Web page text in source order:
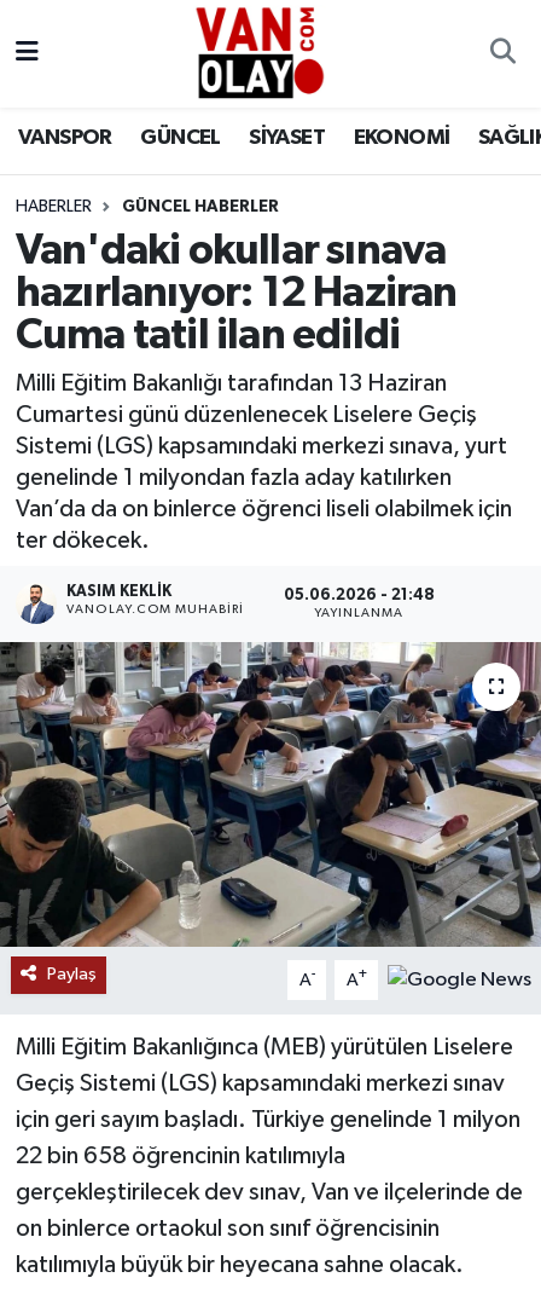
VANSPOR GÜNCEL SİYASET EKONOMİ
HABERLER GÜNCEL HABERLER
Van'daki okullar sınava
hazırlanıyor: 12 Haziran
Cuma tatil ilan edildi
Milli Eğitim Bakanlığı tarafından 13 Haziran
Cumartesi günü düzenlenecek Liselere Geçiş
Sistemi (LGS) kapsamındaki merkezi sınava, yurt
genelinde 1 milyondan fazla aday katılırken
Van’da da on binlerce öğrenci liseli olabilmek için
ter dökecek.
KASIM KEKLIK
VANOLAY.COM MUHABIRI
05.06.2026 - 21:48
YAYINLANMA
Paylaş A- A+
Milli Eğitim Bakanlığınca (MEB) yürütülen Liselere
Geçiş Sistemi (LGS) kapsamındaki merkezi sınav
için geri sayım başladı. Türkiye genelinde 1 milyon
22 bin 658 öğrencinin katılımıyla
gerçekleştirilecek dev sınav, Van ve ilçelerinde de
on binlerce ortaokul son sınıf öğrencisinin
katılımıyla büyük bir heyecana sahne olacak.
Siyaset
Ekonomi
Sağlık
Eğitim
Bilim & Teknoloji
Dünya
RESMİ İLANLAR
Van Nöbetçi Eczaneler
Van Namaz Vakitleri
Van Trafik Yoğunluk Haritası
Süper Lig Puan Durumu ve Fikstür
Tüm Manşetler
Son Dakika Haberleri
Haber Arşivi